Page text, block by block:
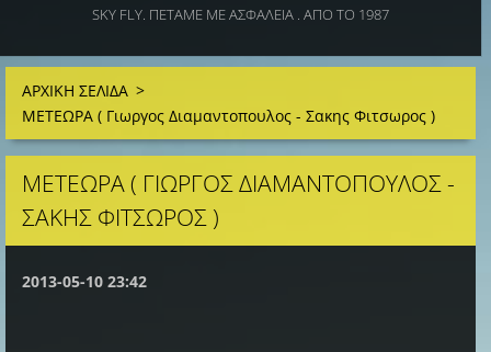
SKY FLY. ΠΕΤΑΜΕ ΜΕ ΑΣΦΑΛΕΙΑ . ΑΠΟ ΤΟ 1987
ΑΡΧΙΚΗ ΣΕΛΙΔΑ >
ΜΕΤΕΩΡΑ ( Γιωργος Διαμαντοπουλος - Σακης Φιτσωρος )
ΜΕΤΕΩΡΑ ( ΓΙΩΡΓΟΣ ΔΙΑΜΑΝΤΟΠΟΥΛΟΣ -
ΣΑΚΗΣ ΦΙΤΣΩΡΟΣ )
2013-05-10 23:42